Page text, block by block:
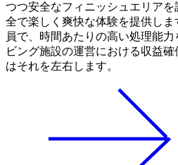
つつ安全なフィニッシュエリア
全で楽しく爽快な体験を提供しま
員で、時間あたりの高い処理能
ビング施設の運営における収益
はそれを左右します。